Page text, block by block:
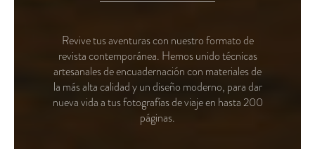
Revive tus aventuras con nuestro formato de
revista contemporánea. Hemos unido técnicas
artesanales de encuadernación con materiales de
la más alta calidad y un diseño moderno, para dar
nueva vida a tus fotografías de viaje en hasta 200
páginas.